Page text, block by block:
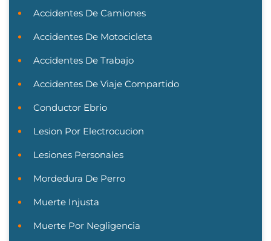
Accidentes De Camiones
Accidentes De Motocicleta
Accidentes De Trabajo
Accidentes De Viaje Compartido
Conductor Ebrio
Lesion Por Electrocucion
Lesiones Personales
Mordedura De Perro
Muerte Injusta
Muerte Por Negligencia